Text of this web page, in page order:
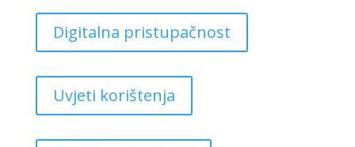
Digitalna pristupačnost
Uvjeti korištenja